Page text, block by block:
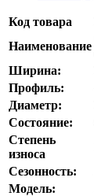
Код товара
Наименование
Ширина:
Профиль:
Диаметр:
Состояние:
Степень
износа
Сезонность:
Модель: